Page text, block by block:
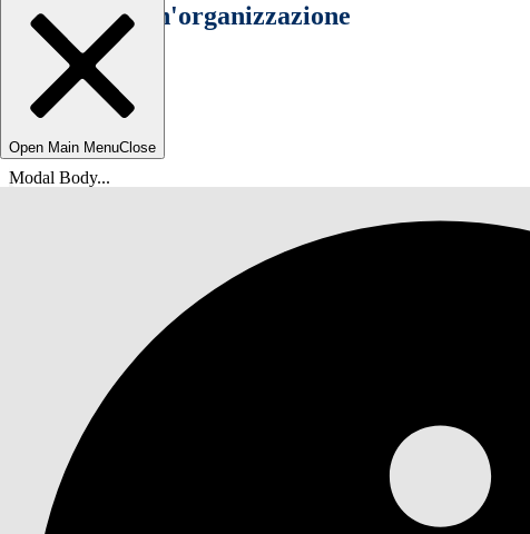
Seleziona un'organizzazione
Open Main MenuClose
Modal Body...
Ti trovi qui:
Suggerimenti introduttivi su Salesforce